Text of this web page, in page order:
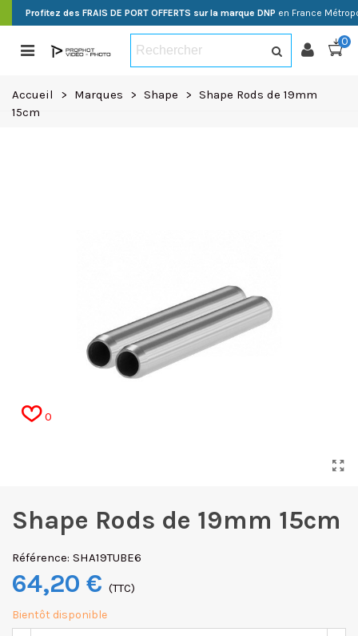
Profitez des FRAIS DE PORT OFFERTS sur la marque DNP en France
0
Accueil > Marques > Shape > Shape Rods de 19mm
15cm
0
Shape Rods de 19mm 15cm
Référence: SHA19TUBE6
64,20 € (TTC)
Bientôt disponible